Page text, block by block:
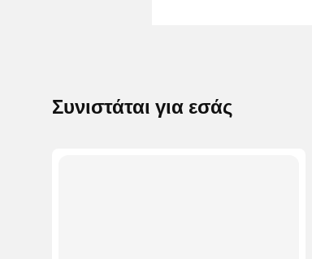
Συνιστάται για εσάς